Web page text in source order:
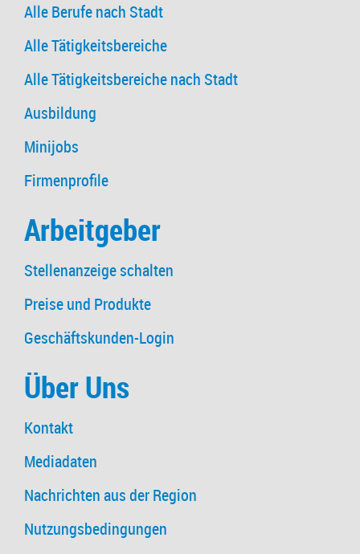
Alle Berufe nach Stadt
Alle Tätigkeitsbereiche
Alle Tätigkeitsbereiche nach Stadt
Ausbildung
Minijobs
Firmenprofile
Arbeitgeber
Stellenanzeige schalten
Preise und Produkte
Geschäftskunden-Login
Über Uns
Kontakt
Mediadaten
Nachrichten aus der Region
Nutzungsbedingungen